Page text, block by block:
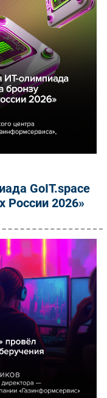
GoIT.space
России 2026»